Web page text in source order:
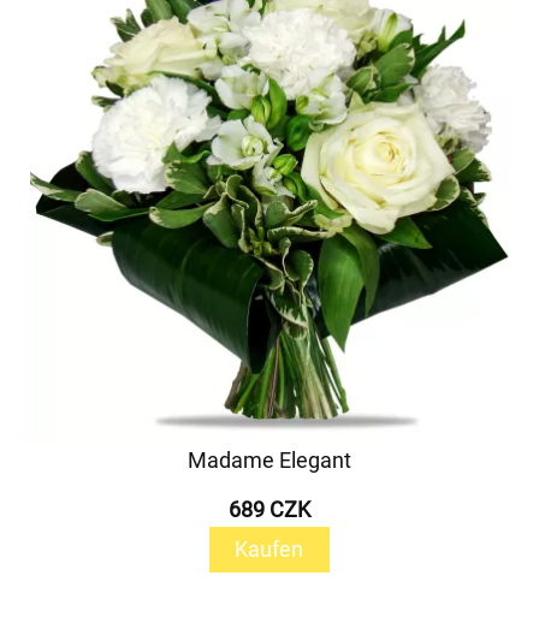
Madame Elegant
689 CZK
Kaufen